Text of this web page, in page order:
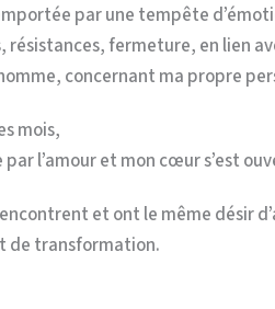
par une tempête
résistances, fermeture, en lien
concernant ma propre
mois,
l’amour et mon cœur s’est
et ont le même désir
de transformation.